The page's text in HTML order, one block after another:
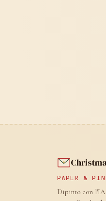
PAPER &
Dipinto con l'IA